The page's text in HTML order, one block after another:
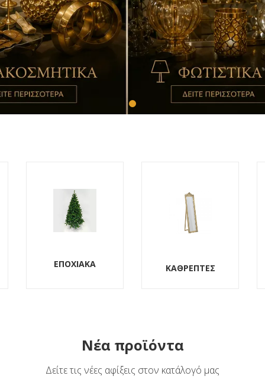
ΚΑΘΡΕΠΤΕΣ ΟΙΚΙΑΚΑ
Νέα προϊόντα
Δείτε τις νέες αφίξεις στον κατάλογό μας